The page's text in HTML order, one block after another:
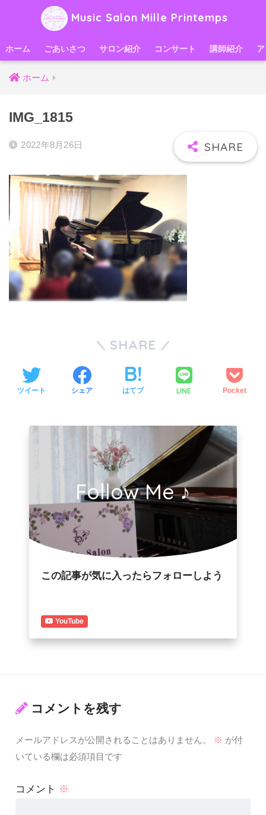
Music Salon Mille Printemps
ホーム ごあいさつ サロン紹介 コンサート 講師紹介
ホーム
IMG_1815
2022年8月26日
SHARE
ツイート シェア はてブ LINE Pocket
Follow Me ♪
この記事が気に入ったらフォローしよう
YouTube
コメントを残す
メールアドレスが公開されることはありません。 ※ が付
いている欄は必須項目です
コメント ※